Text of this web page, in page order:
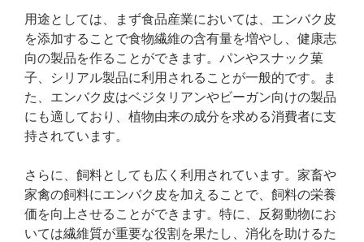
用途としては、まず食品産業においては、エンバク皮
を添加することで食物繊維の含有量を増やし、健康志
向の製品を作ることができます。パンやスナック菓
子、シリアル製品に利用されることが一般的です。ま
た、エンバク皮はベジタリアンやビーガン向けの製品
にも適しており、植物由来の成分を求める消費者に支
持されています。
さらに、飼料としても広く利用されています。家畜や
家禽の飼料にエンバク皮を加えることで、飼料の栄養
価を向上させることができます。特に、反芻動物にお
いては繊維質が重要な役割を果たし、消化を助けるた